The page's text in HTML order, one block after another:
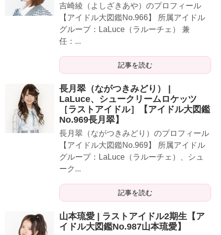
​​​​吉崎綾（よしざきあや）のプロフィール
【アイドル大図鑑No.966】 所属アイドル
グループ：LaLuce（ラルーチェ） 兼
任：...
記事を読む
長月翠（ながつきみどり） |
LaLuce、シュークリームロケッツ
［ラストアイドル］【アイドル大図鑑
No.969長月翠】
​​​長月翠（ながつきみどり）のプロフィール
【アイドル大図鑑No.969】 所属アイドル
グループ：LaLuce（ラルーチェ）、シュ
ーク...
記事を読む
山本琉愛 | ラストアイドル2期生【ア
イドル大図鑑No.987山本琉愛】